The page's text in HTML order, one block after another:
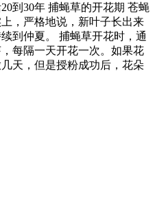
到30年 捕蝇草的开花期 苍蝇
，严格地说，新叶子长出来
到仲夏。 捕蝇草开花时，通
每隔一天开花一次。如果花
天，但是授粉成功后，花朵